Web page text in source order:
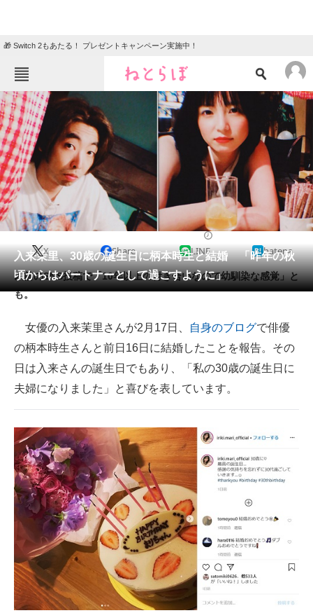
🎁 Switch 2もあたる！ プレゼントキャンペーン実施中！
ねとらぼメニュー
TOP ニュース
エンタメ クイズ
グルメ 地域
住まい 教育・育児
動物 リサーチ
会員記事
メディア
ITの今と未来を見通す
スマホと通信の最新トレンド
好きが集まる 比べて選べる
ビジネスと働き方のヒント
AI活用のいまが分かる
企業ITのトレンドを詳説
経営リーダーのコミュニティ
マーケ×ITの今がよく分かる
入来茉里、30歳の誕生日に柄本時生と結婚 「昨年の秋
頃からはパートナーとして過ごすように」
X Share LINE hatena
以前のSNS投稿で「10年以上の付き合いなので幼馴染な感覚」と
も。
女優の入来茉里さんが2月17日、 自身のブログで俳優
の柄本時生さんと前日16日に結婚したことを報告。その
日は入来さんの誕生日でもあり、「私の30歳の誕生日に
夫婦になりました」と喜びを表しています。